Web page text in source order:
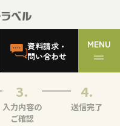
資料請求・
問い合わせ
MENU
入力内容の
ご確認
送信完了